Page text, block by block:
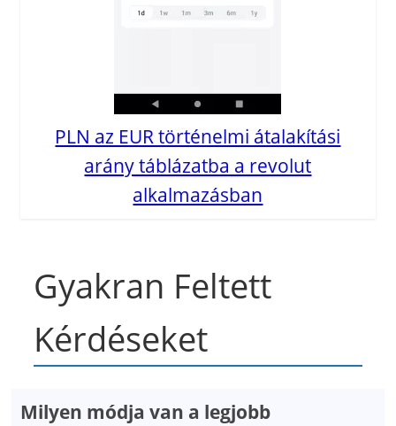
PLN az EUR történelmi átalakítási
arány táblázatba a revolut
alkalmazásban
Gyakran Feltett
Kérdéseket
Milyen módja van a legjobb